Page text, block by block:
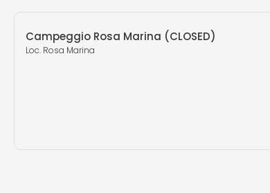
Campeggio Rosa Marina (CLOSED)
Loc. Rosa Marina